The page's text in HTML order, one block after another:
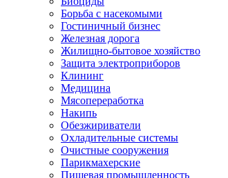
Борьба с насекомыми
Гостиничный бизнес
Железная дорога
Жилищно-бытовое хозяйство
Защита электроприборов
Клининг
Медицина
Мясопереработка
Накипь
Обезжириватели
Охладительные системы
Очистные сооружения
Парикмахерские
Пищевая промышленность